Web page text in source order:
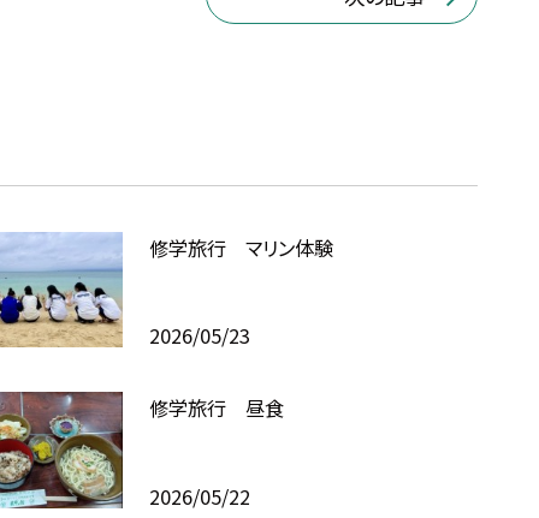
修学旅行 マリン体験
2026/05/23
修学旅行 昼食
2026/05/22